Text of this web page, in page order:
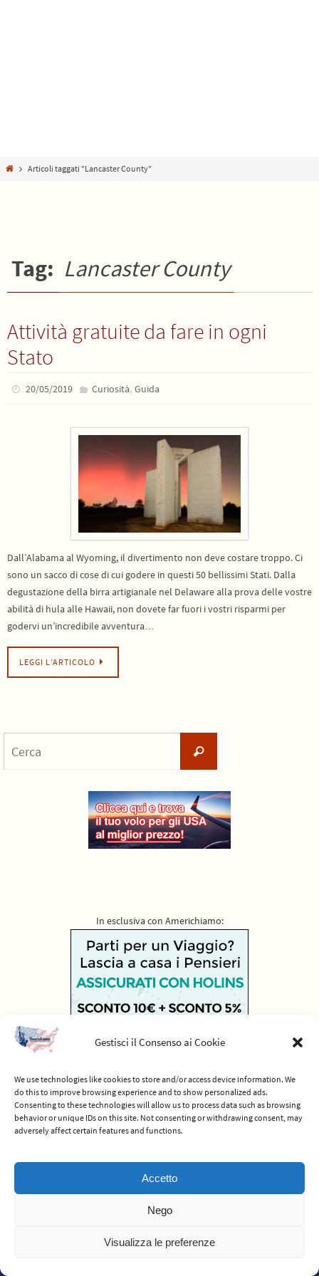
Gestisci il Consenso ai Cookie
We use technologies like cookies to store and/or access device information. We
do this to improve browsing experience and to show personalized ads.
Consenting to these technologies will allow us to process data such as browsing
behavior or unique IDs on this site. Not consenting or withdrawing consent, may
adversely affect certain features and functions.
Accetto
Nego
Visualizza le preferenze
HomeArticoli taggati "Lancaster County"
Tag: Lancaster County
Attività gratuite da fare in ogni
Stato
20/05/2019 Curiosità, Guida
Dall’Alabama al Wyoming, il divertimento non deve costare troppo. Ci
sono un sacco di cose di cui godere in questi 50 bellissimi Stati. Dalla
degustazione della birra artigianale nel Delaware alla prova delle vostre
abilità di hula alle Hawaii, non dovete far fuori i vostri risparmi per
godervi un’incredibile avventura…
LEGGI L’ARTICOLO
Cerca
In esclusiva con Americhiamo:
© 2012-2026 Americhiamo - Tutti i diritti riservati -
Termini e condizioni
del servizio
Nirvana&